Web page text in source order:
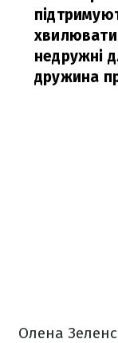
недружні
дружина
Олена